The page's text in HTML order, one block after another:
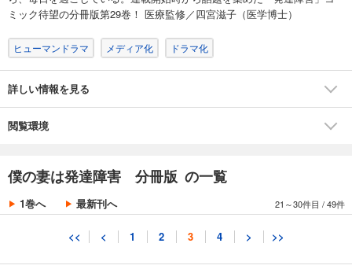
ミック待望の分冊版第29巻！ 医療監修／四宮滋子（医学博士）
ヒューマンドラマ メディア化 ドラマ化
詳しい情報を見る
閲覧環境
僕の妻は発達障害 分冊版 の一覧
1巻へ 最新刊へ 21～30件目 /49件
<< < 1 2 3 4 > >>
あらすじを表示する
僕の妻は発達障害 分冊版第19巻
132円 (税込)
完結
カート
試し読み
僕の妻は発達障害 分冊版第20巻
132 円 (税込)
完結